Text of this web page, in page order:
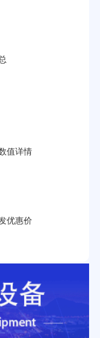
什么材料？
的？
间是多久？
？
池柜的区别？
多少？
多少钱？
值详情
优惠价